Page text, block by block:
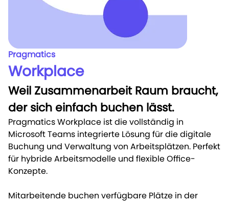
Pragmatics
Workplace
Weil Zusammenarbeit Raum braucht,
der sich einfach buchen lässt.
Pragmatics Workplace ist die vollständig in
Microsoft Teams integrierte Lösung für die digitale
Buchung und Verwaltung von Arbeitsplätzen. Perfekt
für hybride Arbeitsmodelle und flexible Office-
Konzepte.
Mitarbeitende buchen verfügbare Plätze in der